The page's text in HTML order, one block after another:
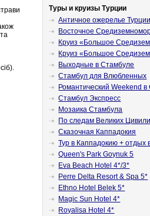
Туры и круизы Турции
Античное ожерелье Турции
Восточное
Круиз «Большое
Круиз «Большое
Выходные в Стамбуле
Стамбул для Влюбленных
Романтический Weekend
Стамбул Экспресс
Мозаика Стамбула
По следам Великих
Сказочная Каппадокия
Тур в Каппадокию + отдых
Queen's Park Goynuk 5
Eva Beach Hotel 4*/3*
Perre Delta Resort & Spa 5*
Ethno Hotel Belek 5*
Magic Sun Hotel 4*
Royalisa Hotel 4*